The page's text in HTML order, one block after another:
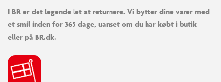
I BR er det legende let at returnere. Vi bytter dine varer med
et smil inden for 365 dage, uanset om du har købt i butik
eller på BR.dk.